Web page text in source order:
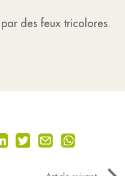
des feux tricolores.